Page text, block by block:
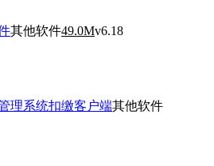
其他软件49.0Mv6.18
理系统扣缴客户端其他软件